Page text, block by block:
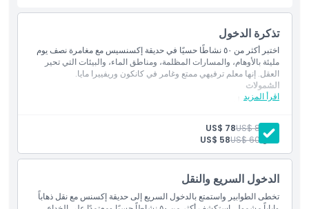
سياسة الأطفال والبالغين
الاستثناءات
ما يجب معرفته
الموقع
تذكرة الدخول
اختبر أكثر من ٥٠ نشاطًا حسيًا في حديقة إكسنسيس مع مغامرة نصف يوم
مليئة بالأوهام، والمسارات المظلمة، ومناطق الماء، والبيئات التي تحير
العقل. إنها معلم ترفيهي ممتع وغامر في كانكون وريفييرا مايا.
اقرأ المزيد
الشمولات
تذكرة الدخول
الوصول إلى الخزائن، دورات المياه والدش
واي فاي
مواقف مجانية للسيارات
بالغ: US$ 80
US$ 78
طفل: US$ 60
US$ 58
الدخول السريع والنقل
تخطى الطوابير واستمتع بالدخول السريع إلى حديقة إكسنس مع نقل ذهاباً